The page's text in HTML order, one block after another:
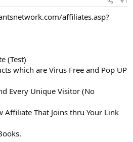
affiliates.asp?
(Test)
which are Virus Free and Pop UP
Every Unique Visitor (No
Affiliate That Joins thru Your Link